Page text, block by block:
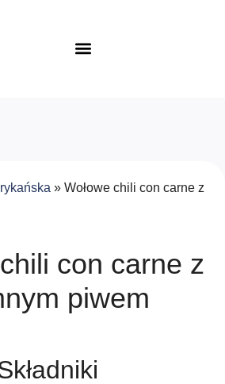
» Wołowe chili con carne z
con carne z
piwem